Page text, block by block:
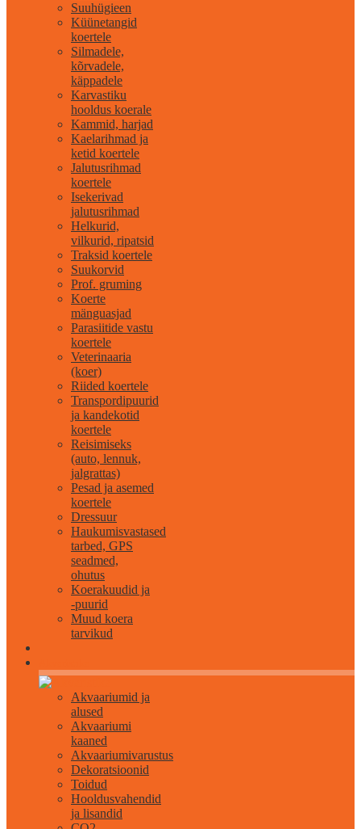
Suuhügieen
Küünetangid
koertele
Silmadele,
kõrvadele,
käppadele
Karvastiku
hooldus koerale
Kammid, harjad
Kaelarihmad ja
ketid koertele
Jalutusrihmad
koertele
Isekerivad
jalutusrihmad
Helkurid,
vilkurid, ripatsid
Traksid koertele
Suukorvid
Prof. gruming
Koerte
mänguasjad
Parasiitide vastu
koertele
Veterinaaria
(koer)
Riided koertele
Transpordipuurid
ja kandekotid
koertele
Reisimiseks
(auto, lennuk,
jalgrattas)
Pesad ja asemed
koertele
Dressuur
Haukumisvastased
tarbed, GPS
seadmed,
ohutus
Koerakuudid ja
-puurid
Muud koera
tarvikud
Akvaariumid ja
alused
Akvaariumi
kaaned
Akvaariumivarustus
Dekoratsioonid
Toidud
Hooldusvahendid
ja lisandid